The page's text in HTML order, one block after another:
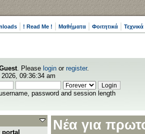
! Read Me ! Μαθήματα Φοιτητικά
. Please login or register.
09:36:34 am
password and session length
Νέα για